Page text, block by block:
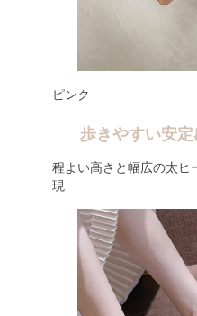
ピンク
歩きやすい安
程よい高さと幅広の太ヒ
現